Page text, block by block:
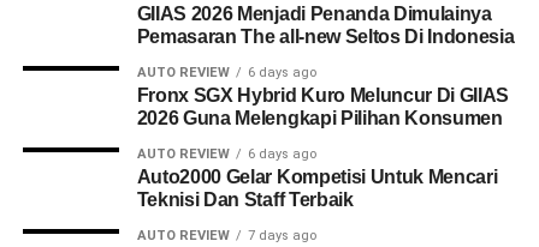
GIIAS 2026 Menjadi Penanda Dimulainya
Pemasaran The all-new Seltos Di Indonesia
AUTO REVIEW 6 days ago
Fronx SGX Hybrid Kuro Meluncur Di GIIAS
2026 Guna Melengkapi Pilihan Konsumen
AUTO REVIEW 6 days ago
Auto2000 Gelar Kompetisi Untuk Mencari
Teknisi Dan Staff Terbaik
AUTO REVIEW 7 days ago